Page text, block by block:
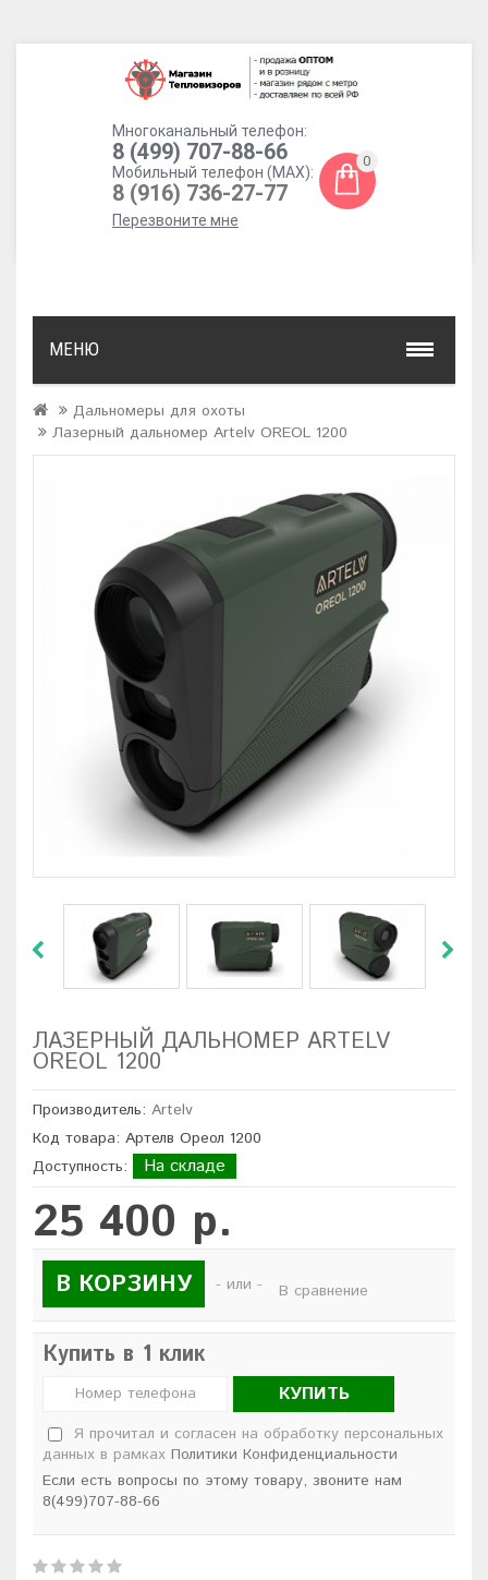
Многоканальный телефон:
8 (499) 707-88-66
Мобильный телефон (MAX):
8 (916) 736-27-77
Перезвоните мне
0
МЕНЮ
Дальномеры для охоты
Лазерный дальномер Artelv OREOL 1200
ЛАЗЕРНЫЙ ДАЛЬНОМЕР ARTELV
OREOL 1200
Производитель: Artelv
Код товара: Артелв Ореол 1200
Доступность:
На складе
25 400 р.
В КОРЗИНУ - или - В сравнение
Купить в 1 клик
КУПИТЬ
Я прочитал и согласен на обработку персональных
данных в рамках Политики Конфиденциальности
Если есть вопросы по этому товару, звоните нам
8(499)707-88-66